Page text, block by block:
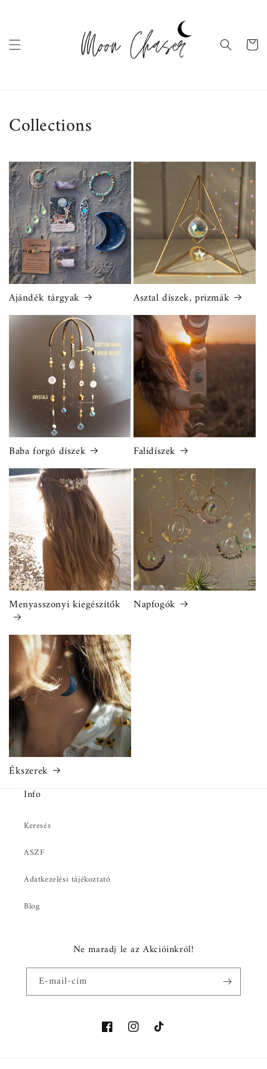
Kosár
Collections
Ajándék tárgyak Asztal díszek, prizmák
Baba forgó díszek Falidíszek
Menyasszonyi kiegészítők Napfogók
Ékszerek
Info
Keresés
ASZF
Adatkezelési tájékoztató
Blog
Ne maradj le az Akcióinkról!
E-mail-cím
FacebookInstagramTikTok